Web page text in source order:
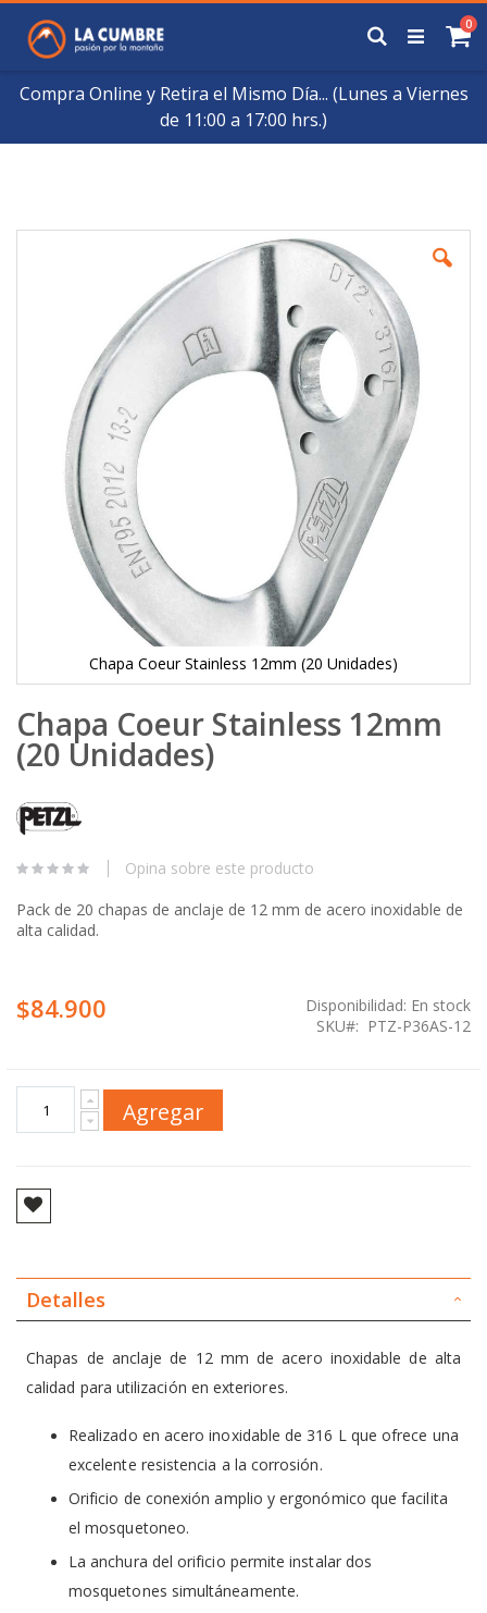
Compra Online y Retira el Mismo Día... (Lunes a Viernes
de 11:00 a 17:00 hrs.)
Contenido
0
Buscar
Chapa Coeur Stainless 12mm (20 Unidades)
to
the
beginning
the
images
gallery
Chapa Coeur Stainless 12mm
(20 Unidades)
Opina sobre este producto
Pack de 20 chapas de anclaje de 12 mm de acero inoxidable de
alta calidad.
$84.900 Disponibilidad: En stock
SKU
PTZ-P36AS-12
Agregar
Detalles
Chapas de anclaje de 12 mm de acero inoxidable de alta
calidad para utilización en exteriores.
Realizado en acero inoxidable de 316 L que ofrece una
excelente resistencia a la corrosión.
Orificio de conexión amplio y ergonómico que facilita
el mosquetoneo.
La anchura del orificio permite instalar dos
mosquetones simultáneamente.